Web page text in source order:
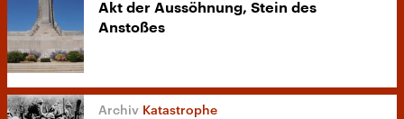
Akt der Aussöhnung, Stein des
Anstoßes
Katastrophe